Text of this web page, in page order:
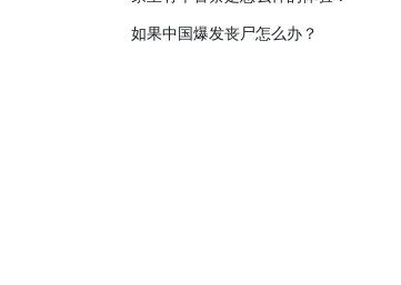
如果中国爆发丧尸怎么办？